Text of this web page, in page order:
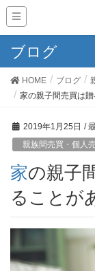
ブログ
HOME ブログ
家の親子間売買は
2019年1月25日 /
親族間売買・個人
家の親子間売買は贈与とみなされ
ることが